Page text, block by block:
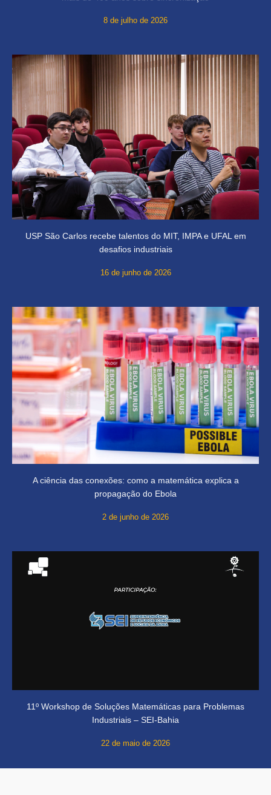
8 de julho de 2026
USP São Carlos recebe talentos do MIT, IMPA e UFAL em
desafios industriais
16 de junho de 2026
A ciência das conexões: como a matemática explica a
propagação do Ebola
2 de junho de 2026
11º Workshop de Soluções Matemáticas para Problemas
Industriais – SEI-Bahia
22 de maio de 2026